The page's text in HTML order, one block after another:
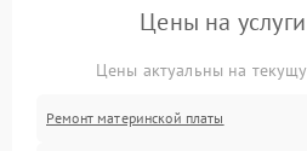
Цены на
Цены актуальны на
Ремонт материнской платы